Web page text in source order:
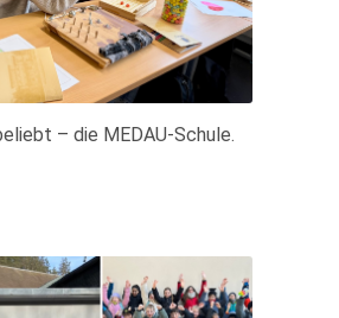
– die MEDAU-Schule.